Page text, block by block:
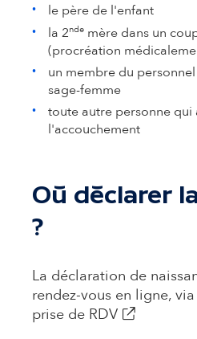
le père de l'enfant
la 2nde mère dans un
(procréation
un membre du
sage-femme
toute autre personne qui
l'accouchement
Où déclarer
?
La déclaration de
rendez-vous en ligne,
prise de RDV(s'ouvre